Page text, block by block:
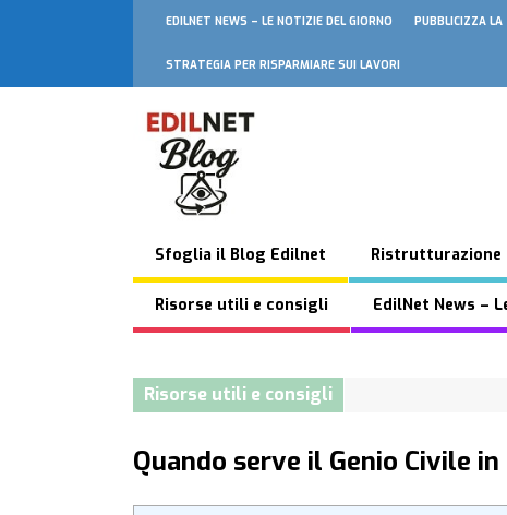
EDILNET NEWS – LE NOTIZIE DEL GIORNO PUBBLICIZZA
STRATEGIA PER RISPARMIARE SUI LAVORI
Sfoglia il Blog Edilnet Ristrutturazione
Risorse utili e consigli EdilNet News –
Risorse utili e consigli
Quando serve il Genio Civile